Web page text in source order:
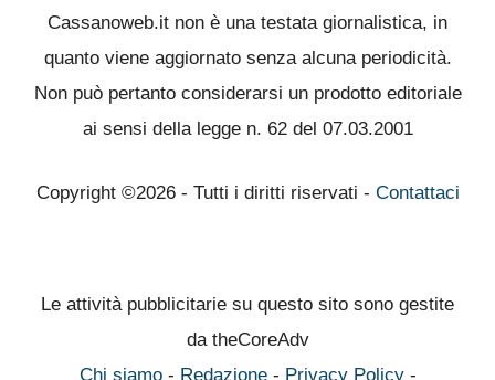
Cassanoweb.it non è una testata giornalistica, in
quanto viene aggiornato senza alcuna periodicità.
Non può pertanto considerarsi un prodotto editoriale
ai sensi della legge n. 62 del 07.03.2001
Copyright ©2026 - Tutti i diritti riservati - Contattaci
Le attività pubblicitarie su questo sito sono gestite
da theCoreAdv
Chi siamo- Redazione- Privacy Policy-